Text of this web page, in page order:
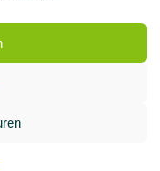
Voorwaarden